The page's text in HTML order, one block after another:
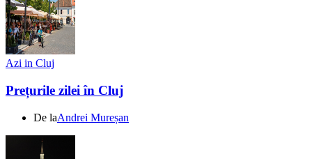
Azi in Cluj
Prețurile zilei în Cluj
De laAndrei Mureșan